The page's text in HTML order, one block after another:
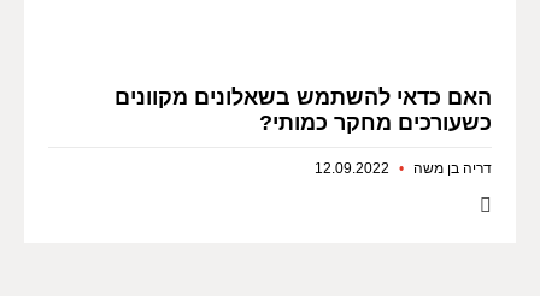
האם כדאי להשתמש בשאלונים מקוונים
כשעורכים מחקר כמותי?
דריה בן משה